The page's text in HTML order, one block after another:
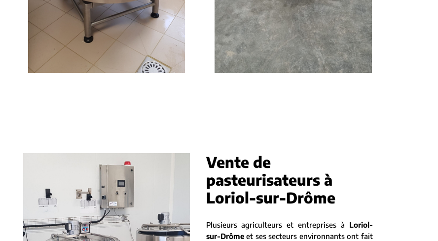
Vente de
pasteurisateurs à
Loriol-sur-Drôme
Plusieurs agriculteurs et entreprises à Loriol-
sur-Drômeet ses secteurs environnants ont fait